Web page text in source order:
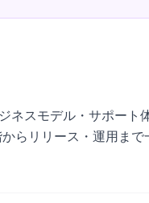
スモデル・サポート
らリリース・運用まで